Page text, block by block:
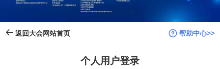
返回大会网站首页 帮助中心>>
个人用户登录